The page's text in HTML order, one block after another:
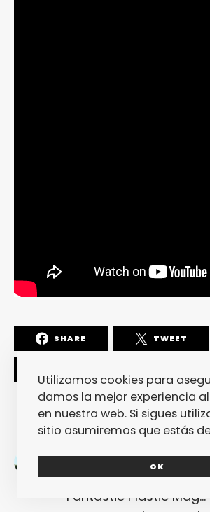
SHARE TWEET
Javier Serrano
Es el redactor más
Fantastic Plastic
Utilizamos cookies para
damos la mejor experiencia
en nuestra web. Si sigues
sitio asumiremos que estás
OK